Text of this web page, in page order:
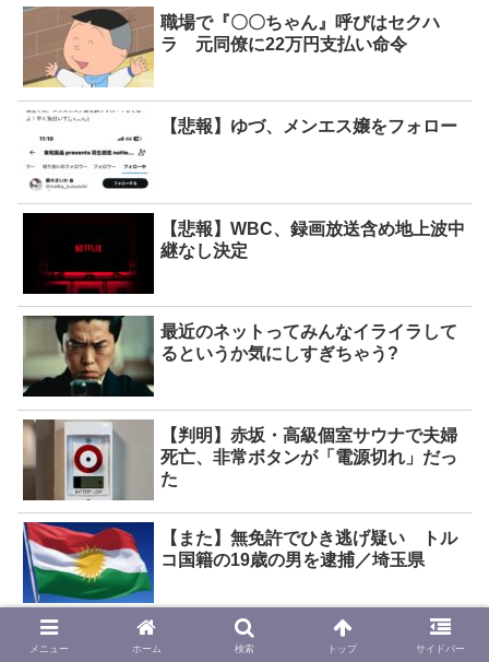
職場で『〇〇ちゃん』呼びはセクハ
ラ 元同僚に22万円支払い命令
【悲報】ゆづ、メンエス嬢をフォロー
【悲報】WBC、録画放送含め地上波中
継なし決定
最近のネットってみんなイライラして
るというか気にしすぎちゃう?
【判明】赤坂・高級個室サウナで夫婦
死亡、非常ボタンが「電源切れ」だっ
た
【また】無免許でひき逃げ疑い トル
コ国籍の19歳の男を逮捕／埼玉県
メニュー ホーム 検索 トップ サイドバー